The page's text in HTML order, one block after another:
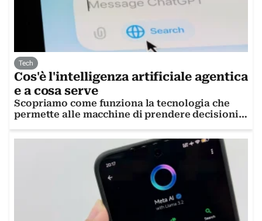
Tech
Cos'è l'intelligenza artificiale agentica
e a cosa serve
Scopriamo come funziona la tecnologia che
permette alle macchine di prendere decisioni